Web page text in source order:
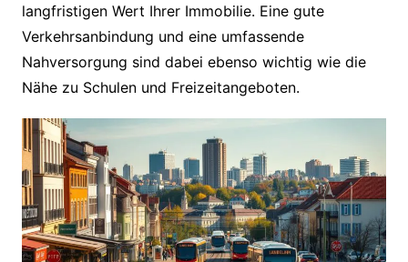
langfristigen Wert Ihrer Immobilie. Eine gute
Verkehrsanbindung und eine umfassende
Nahversorgung sind dabei ebenso wichtig wie die
Nähe zu Schulen und Freizeitangeboten.